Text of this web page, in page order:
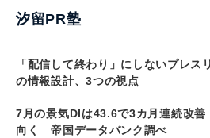
汐留PR塾
「配信して終わり」にしないプレ
の情報設計、3つの視点
7月の景気DIは43.6で3カ月連続改
向く 帝国データバンク調べ